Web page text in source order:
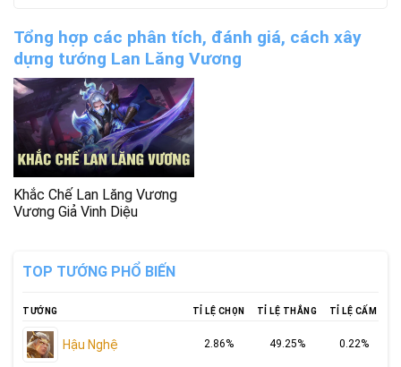
Tổng hợp các phân tích, đánh giá, cách xây
dựng tướng Lan Lăng Vương
Khắc Chế Lan Lăng Vương
Vương Giả Vinh Diệu
TOP TƯỚNG PHỔ BIẾN
TƯỚNG TỈ LỆ CHỌN TỈ LỆ THẮNG TỈ LỆ CẤM
Hậu Nghệ 2.86% 49.25% 0.22%